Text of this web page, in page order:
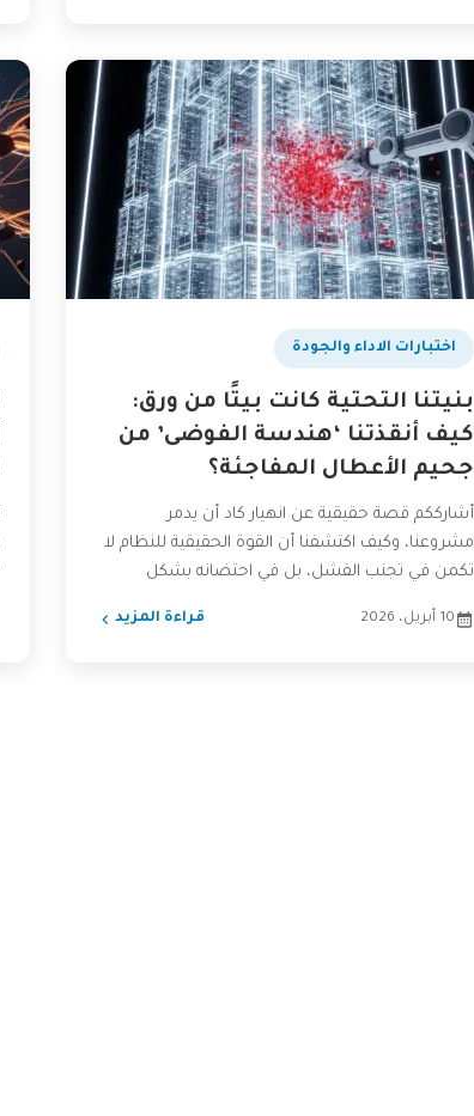
اختبارات الاداء والجودة
بنيتنا التحتية كانت بيتًا من ورق:
كيف أنقذتنا ‘هندسة الفوضى’ من
جحيم الأعطال المفاجئة؟
أشارككم قصة حقيقية عن انهيار كاد أن يدمر
مشروعنا، وكيف اكتشفنا أن القوة الحقيقية للنظام لا
تكمن في تجنب الفشل، بل في احتضانه بشكل
10 أبريل، 2026 قراءة المزيد